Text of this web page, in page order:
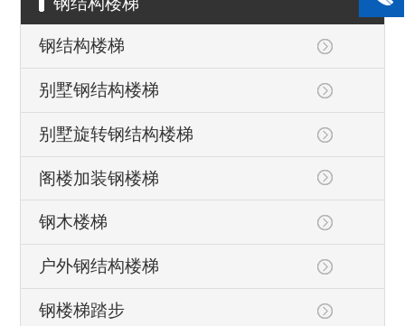
钢结构楼梯
别墅钢结构楼梯
别墅旋转钢结构楼梯
阁楼加装钢楼梯
钢木楼梯
户外钢结构楼梯
钢楼梯踏步